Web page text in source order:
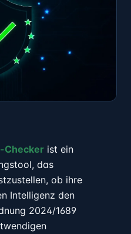
Checker ist ein
das
ob ihre
Intelligenz den
2024/1689